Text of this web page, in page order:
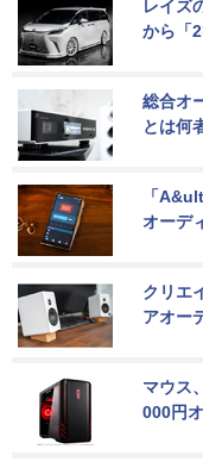
レイズ
から「
総合オ
とは何
「
オーデ
クリエ
アオー
マウス
000円